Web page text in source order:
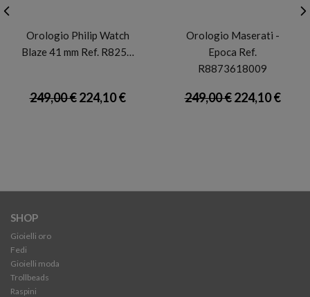
Orologio Philip Watch
Blaze 41 mm Ref. R825…
249,00 €224,10 €
Orologio Maserati -
Epoca Ref.
R8873618009
249,00 €224,10 €
SHOP
Gioielli oro
Fedi
Gioielli moda
Trollbeads
Raspini